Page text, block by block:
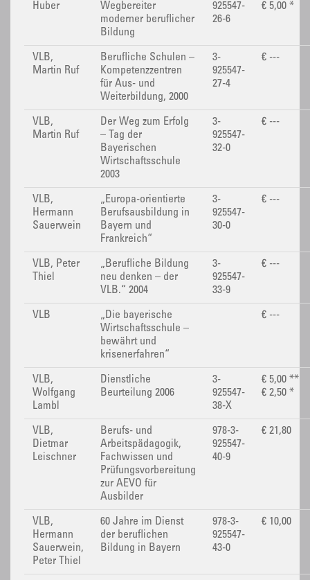
Huber
Wegbereiter
moderner beruflicher
Bildung
925547-
26-6
€ 5,00 *
VLB,
Martin Ruf
Berufliche Schulen –
Kompetenzzentren
für Aus- und
Weiterbildung, 2000
3-
925547-
27-4
€ ---
VLB,
Martin Ruf
Der Weg zum Erfolg
– Tag der
Bayerischen
Wirtschaftsschule
2003
3-
925547-
32-0
€ ---
VLB,
Hermann
Sauerwein
„Europa-orientierte
Berufsausbildung in
Bayern und
Frankreich“
3-
925547-
30-0
€ ---
VLB, Peter
Thiel
„Berufliche Bildung
neu denken – der
VLB.“ 2004
3-
925547-
33-9
€ ---
VLB
„Die bayerische
Wirtschaftsschule –
bewährt und
krisenerfahren“
€ ---
VLB,
Wolfgang
Lambl
Dienstliche
Beurteilung 2006
3-
925547-
38-X
€ 5,00 **
€ 2,50 *
VLB,
Dietmar
Leischner
Berufs- und
Arbeitspädagogik,
Fachwissen und
Prüfungsvorbereitung
zur AEVO für
Ausbilder
978-3-
925547-
40-9
€ 21,80
VLB,
Hermann
Sauerwein,
Peter Thiel
60 Jahre im Dienst
der beruflichen
Bildung in Bayern
978-3-
925547-
43-0
€ 10,00